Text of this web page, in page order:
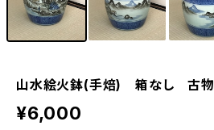
山水絵火鉢(手焙) 箱なし 古物
¥6,000